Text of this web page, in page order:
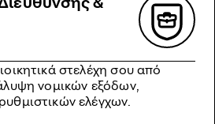
στελέχη σου από
νομικών εξόδων,
ελέγχων.